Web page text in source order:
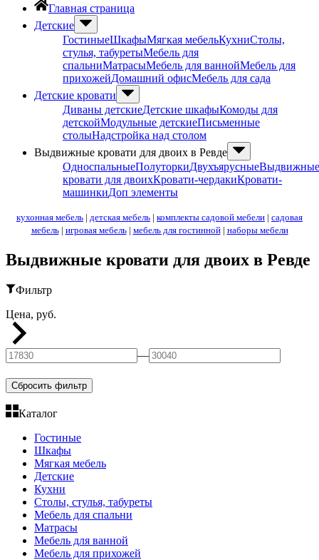
Главная страница
Детские
ГостиныеШкафыМягкая мебельКухниСтолы,
стулья, табуретыМебель для
спальниМатрасыМебель для ваннойМебель для
прихожейДомашний офисМебель для сада
Детские кровати
Диваны детскиеДетские шкафыКомоды для
детскойМодульные детскиеПисьменные
столыНадстройка над столом
Выдвижные кровати для двоих в Ревде
ОдноспальныеПолуторкиДвухъярусныеВыдвижные
кровати для двоихКровати-чердакиКровати-
машинкиДоп элементы
кухонная мебель | детская мебель | комплекты садовой мебели | садовая
мебель| игровая мебель| мебель для гостинной| наборы мебели
Выдвижные кровати для двоих в Ревде
Фильтр
Цена, руб.
—
Сбросить фильтр
Каталог
Гостиные
Шкафы
Мягкая мебель
Детские
Кухни
Столы, стулья, табуреты
Мебель для спальни
Матрасы
Мебель для ванной
Мебель для прихожей